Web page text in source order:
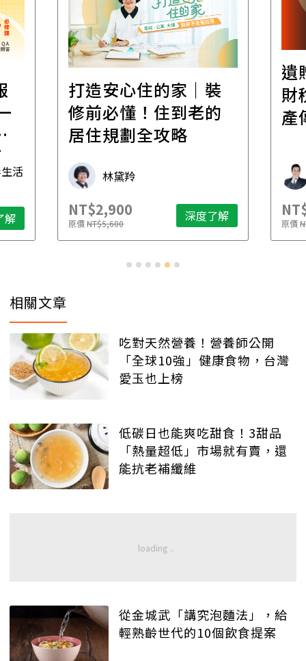
活
解
打造安心住的家｜裝
修前必懂！住到老的
居住規劃全攻略
林黛羚
NT$2,900
原價NT$5,600 深度了解
遺
財
產
原價
相關文章
吃對天然營養！營養師公開
「全球10強」健康食物，台灣
愛玉也上榜
低碳日也能爽吃甜食！3甜品
「熱量超低」市場就有賣，還
能抗老補纖維
從金城武「講究泡麵法」，給
輕熟齡世代的10個飲食提案